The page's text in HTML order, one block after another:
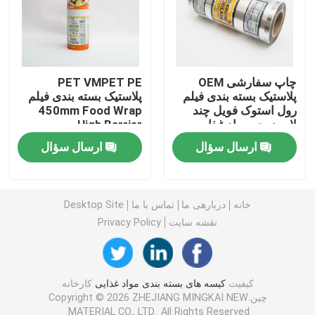
کیسه بسته بندی غذای حیوانات خانگی
کیسه ایستاده
فیلم بسته بندی مواد غذایی
فیلم ترموفرمینگ
فیلم درب چاپ شده
فیلم بسته بندی پلاستیکی
چاپ سفارشی OEM
پلاستیک بسته بندی فیلم
رول استوک فویل چند
لایه درجه مواد غذایی
ارسال سؤال
PET VMPET PE
پلاستیک بسته بندی فیلم
450mm Food Wrap
High Barrier
ارسال سؤال
خانه دربارهی ما تماس با ما
Desktop Site
نقشه سایت
Privacy Policy
کیفیتکیسه های بسته بندی مواد غذایی کارخانه
چین.Copyright © 2026 ZHEJIANG MINGKAI NEW
MATERIAL CO., LTD.. All Rights Reserved.